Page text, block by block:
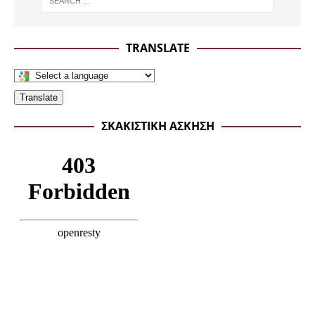
TRANSLATE
Translate
ΣΚΑΚΙΣΤΙΚΉ ΆΣΚΗΣΗ